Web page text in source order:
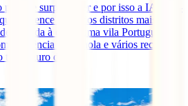
para de surpreender e por isso a IATI dá-
pertence a um dos distritos mais
Espada à cinta, uma vila Portuguesa
influência espanhola e vários recantos
teu seguro de [...]